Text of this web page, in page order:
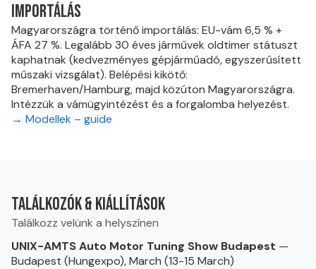
Importálás
Magyarországra történő importálás: EU-vám 6,5 % +
ÁFA 27 %. Legalább 30 éves járművek oldtimer státuszt
kaphatnak (kedvezményes gépjárműadó, egyszerűsített
műszaki vizsgálat). Belépési kikötő:
Bremerhaven/Hamburg, majd közúton Magyarországra.
Intézzük a vámügyintézést és a forgalomba helyezést.
→ Modellek – guide
Találkozók & kiállítások
Találkozz velünk a helyszínen
UNIX-AMTS Auto Motor Tuning Show Budapest —
Budapest (Hungexpo), March (13-15 March)